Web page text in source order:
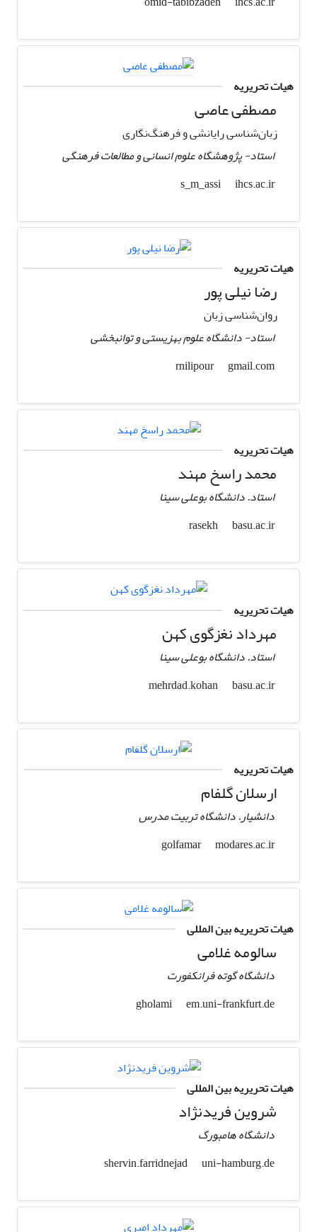
هیات تحریریه
مصطفی عاصی
زبان‌شناسی رایانشی و فرهنگ‌نگاری
استاد- پژوهشگاه علوم انسانی و مطالعات فرهنگی
s_m_assi
ihcs.ac.ir
هیات تحریریه
رضا نیلی پور
روان‌شناسی زبان
استاد- دانشگاه علوم بهزیستی و توانبخشی
gmail.com
هیات تحریریه
محمد راسخ مهند
استاد. دانشگاه بوعلی سینا
rasekh
basu.ac.ir
هیات تحریریه
مهرداد نغزگوی کهن
استاد. دانشگاه بوعلی سینا
mehrdad.kohan
basu.ac.ir
هیات تحریریه
ارسلان گلفام
دانشیار. دانشگاه تربیت مدرس
golfamar
modares.ac.ir
هیات تحریریه بین المللی
سالومه غلامی
دانشگاه گوته فرانکفورت
em.uni-frankfurt.de
هیات تحریریه بین المللی
شروین فریدنژاد
دانشگاه هامبورگ
uni-hamburg.de